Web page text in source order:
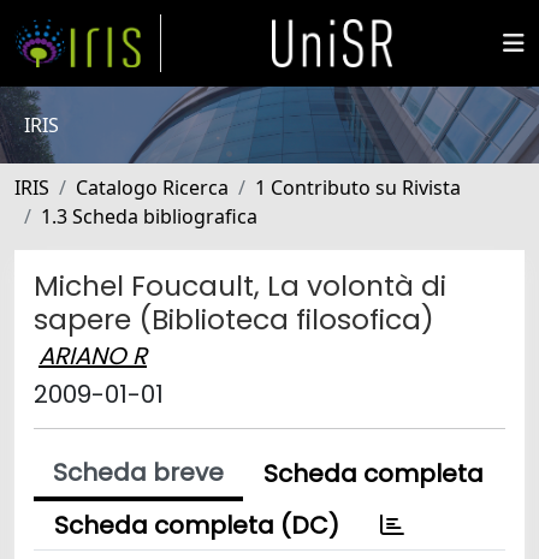
IRIS
IRIS Catalogo Ricerca
1 Contributo su Rivista
1.3 Scheda bibliografica
Michel Foucault, La volontà di
sapere (Biblioteca filosofica)
ARIANO R
2009-01-01
Scheda breve
Scheda completa
Scheda completa (DC)